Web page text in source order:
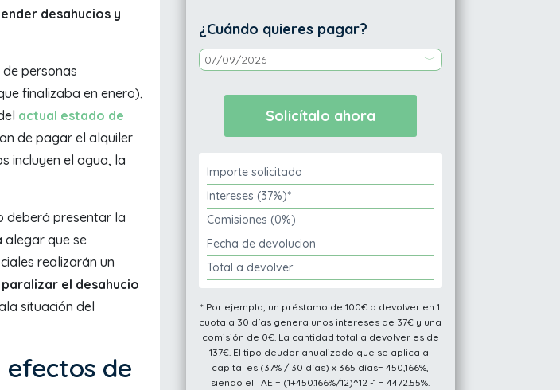
desahucios y
personas
finalizaba en enero),
actual estado de
de pagar el alquiler
incluyen el agua, la
deberá presentar la
alegar que se
realizarán un
el desahucio
situación del
efectos de
¿Cuándo quieres pagar?
Importe solicitado
Intereses (37%)*
Comisiones (0%)
Fecha de devolucion
Total a devolver
* Por ejemplo, un préstamo de 100€ a devolver en 1
cuota a 30 días genera unos intereses de 37€ y una
comisión de 0€. La cantidad total a devolver es de
137€. El tipo deudor anualizado que se aplica al
capital es (37% / 30 días) x 365 días= 450,166%,
siendo el TAE = (1+450.166%/12)^12 -1 = 4472.55%.